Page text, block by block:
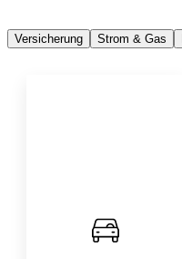
Versicherung Strom & Gas